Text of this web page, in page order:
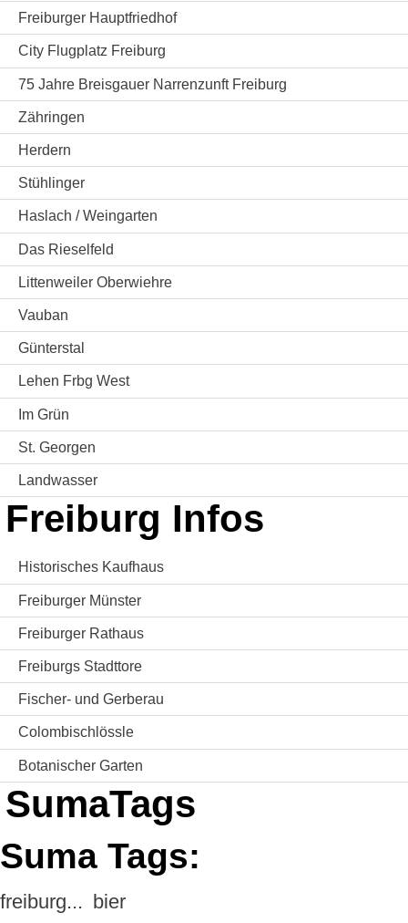
Freiburger Hauptfriedhof
City Flugplatz Freiburg
75 Jahre Breisgauer Narrenzunft Freiburg
Zähringen
Herdern
Stühlinger
Haslach / Weingarten
Das Rieselfeld
Littenweiler Oberwiehre
Vauban
Günterstal
Lehen Frbg West
Im Grün
St. Georgen
Landwasser
Freiburg Infos
Historisches Kaufhaus
Freiburger Münster
Freiburger Rathaus
Freiburgs Stadttore
Fischer- und Gerberau
Colombischlössle
Botanischer Garten
SumaTags
Suma Tags:
freiburg... bier